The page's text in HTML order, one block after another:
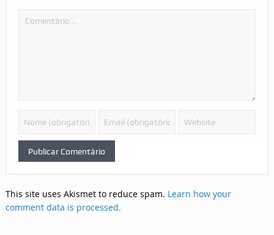
This site uses Akismet to reduce spam. Learn how your
comment data is processed.